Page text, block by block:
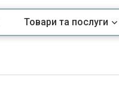
Товари та послуги